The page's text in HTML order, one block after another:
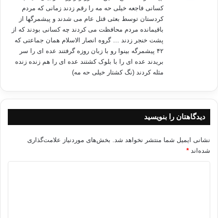
صلاح الدین بهاءالدین عراق
کسانی فاجعه خیلی حه مه را رقم زدند زمانی که مردم
کردستان توسط بعثی قتل عام می شدند و پیشمرگها از
باقیمانده مردم محافظت می کردند چه کسانی بودند که از
پشت خنجر زدند … گروه انصار الاسلام همان جماعتی که
۴۲ پیشمرگه بینوا رو با زبان روزه گرفتند عده ای را سر
بریدند عده ای را با بلوک کشتند عده ای را هم زنده زنده
مثله کردند (نگ کشتار خیلی حه مه)
دیدگاهتان را بنویسید
نشانی ایمیل شما منتشر نخواهد شد. بخش‌های موردنیاز علامت‌گذاری
شده‌اند *